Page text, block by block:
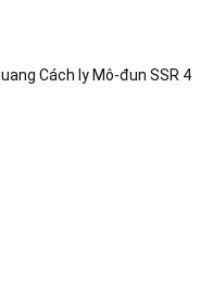
Cách ly Mô-đun SSR 4